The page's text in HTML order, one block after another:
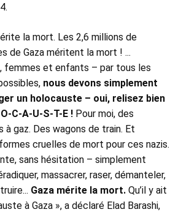
la mort. Les 2,6 millions de
de Gaza méritent la mort ! ...
femmes et enfants – par tous les
nous devons simplement
un holocauste – oui, relisez bien
C-A-U-S-T-E ! Pour moi, des
à gaz. Des wagons de train. Et
cruelles de mort pour ces nazis.
sans hésitation – simplement
massacrer, raser, démanteler,
Gaza mérite la mort. Qu’il y ait
à Gaza », a déclaré Elad Barashi,